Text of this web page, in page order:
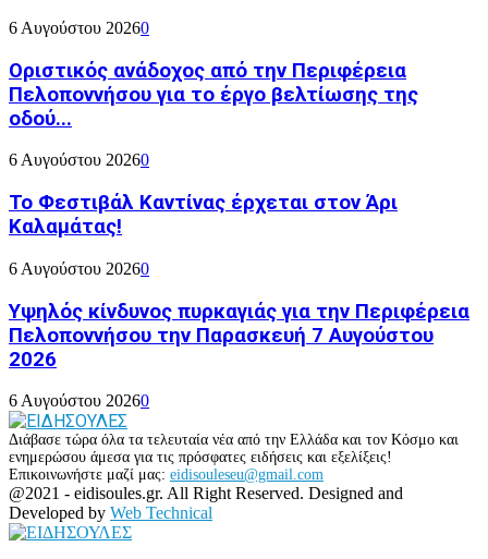
6 Αυγούστου 20260
Οριστικός ανάδοχος από την Περιφέρεια
Πελοποννήσου για το έργο βελτίωσης της
οδού...
6 Αυγούστου 20260
Το Φεστιβάλ Καντίνας έρχεται στον Άρι
Καλαμάτας!
6 Αυγούστου 20260
Υψηλός κίνδυνος πυρκαγιάς για την Περιφέρεια
Πελοποννήσου την Παρασκευή 7 Αυγούστου
2026
6 Αυγούστου 20260
Διάβασε τώρα όλα τα τελευταία νέα από την Ελλάδα και τον Κόσμο και
ενημερώσου άμεσα για τις πρόσφατες ειδήσεις και εξελίξεις!
Επικοινωνήστε μαζί μας: eidisouleseu@gmail.com
Facebook
Twitter
Instagram
Youtube
@2021 - eidisoules.gr. All Right Reserved. Designed and
Developed by Web Technical